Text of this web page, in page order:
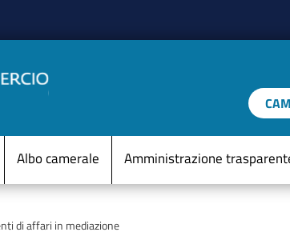
D'ITALIA Menu Statico
Albo camerale Amministrazione
di affari in mediazione